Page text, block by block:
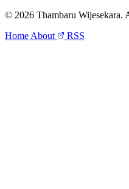
© 2026 Thambaru Wijesekara.
Home About RSS